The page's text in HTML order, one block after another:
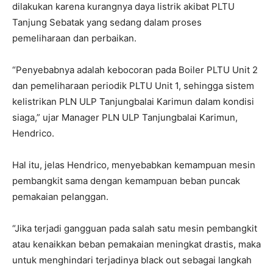
dilakukan karena kurangnya daya listrik akibat PLTU
Tanjung Sebatak yang sedang dalam proses
pemeliharaan dan perbaikan.
“Penyebabnya adalah kebocoran pada Boiler PLTU Unit 2
dan pemeliharaan periodik PLTU Unit 1, sehingga sistem
kelistrikan PLN ULP Tanjungbalai Karimun dalam kondisi
siaga,” ujar Manager PLN ULP Tanjungbalai Karimun,
Hendrico.
Hal itu, jelas Hendrico, menyebabkan kemampuan mesin
pembangkit sama dengan kemampuan beban puncak
pemakaian pelanggan.
“Jika terjadi gangguan pada salah satu mesin pembangkit
atau kenaikkan beban pemakaian meningkat drastis, maka
untuk menghindari terjadinya black out sebagai langkah